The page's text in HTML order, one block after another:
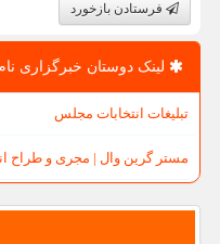
فرستادن بازخورد
لینک دوستان خبرگزاری
تبلیغات انتخابات مجلس
مستر گرین وال | مجری و طراح